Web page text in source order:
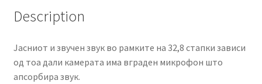
Description
Јасниот и звучен звук во рамките на 32,8 стапки зависи
од тоа дали камерата има вграден микрофон што
апсорбира звук.